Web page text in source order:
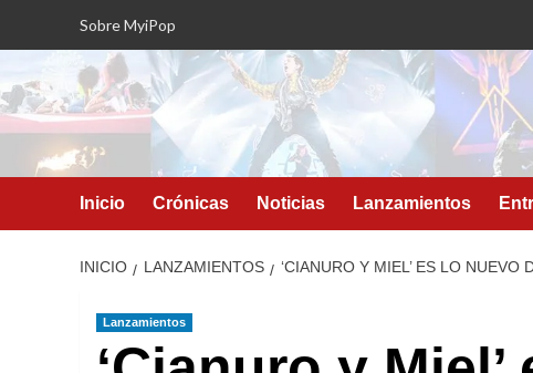
Sobre MyiPop
Inicio Crónicas Noticias Lanzamientos
INICIO LANZAMIENTOS ‘CIANURO Y MIEL’ ES LO NUEVO
Lanzamientos